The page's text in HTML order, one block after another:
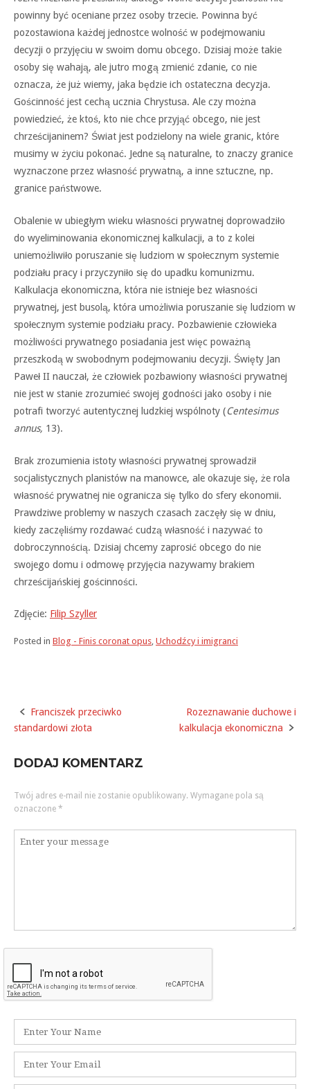
powinny być oceniane przez osoby trzecie. Powinna być
pozostawiona każdej jednostce wolność w podejmowaniu
decyzji o przyjęciu w swoim domu obcego. Dzisiaj może takie
osoby się wahają, ale jutro mogą zmienić zdanie, co nie
oznacza, że już wiemy, jaka będzie ich ostateczna decyzja.
Gościnność jest cechą ucznia Chrystusa. Ale czy można
powiedzieć, że ktoś, kto nie chce przyjąć obcego, nie jest
chrześcijaninem? Świat jest podzielony na wiele granic, które
musimy w życiu pokonać. Jedne są naturalne, to znaczy granice
wyznaczone przez własność prywatną, a inne sztuczne, np.
granice państwowe.
Obalenie w ubiegłym wieku własności prywatnej doprowadziło
do wyeliminowania ekonomicznej kalkulacji, a to z kolei
uniemożliwiło poruszanie się ludziom w społecznym systemie
podziału pracy i przyczyniło się do upadku komunizmu.
Kalkulacja ekonomiczna, która nie istnieje bez własności
prywatnej, jest busolą, która umożliwia poruszanie się ludziom w
społecznym systemie podziału pracy. Pozbawienie człowieka
możliwości prywatnego posiadania jest więc poważną
przeszkodą w swobodnym podejmowaniu decyzji. Święty Jan
Paweł II nauczał, że człowiek pozbawiony własności prywatnej
nie jest w stanie zrozumieć swojej godności jako osoby i nie
potrafi tworzyć autentycznej ludzkiej wspólnoty (Centesimus
annus, 13).
Brak zrozumienia istoty własności prywatnej sprowadził
socjalistycznych planistów na manowce, ale okazuje się, że rola
własność prywatnej nie ogranicza się tylko do sfery ekonomii.
Prawdziwe problemy w naszych czasach zaczęły się w dniu,
kiedy zaczęliśmy rozdawać cudzą własność i nazywać to
dobroczynnością. Dzisiaj chcemy zaprosić obcego do nie
swojego domu i odmowę przyjęcia nazywamy brakiem
chrześcijańskiej gościnności.
Zdjęcie: Filip Szyller
Posted in Blog - Finis coronat opus, Uchodźcy i imigranci
Post
Franciszek przeciwko
standardowi złota
Rozeznawanie duchowe i
kalkulacja ekonomiczna
DODAJ KOMENTARZ
Twój adres e-mail nie zostanie opublikowany. Wymagane pola są
oznaczone *
Komentarz
*
e-